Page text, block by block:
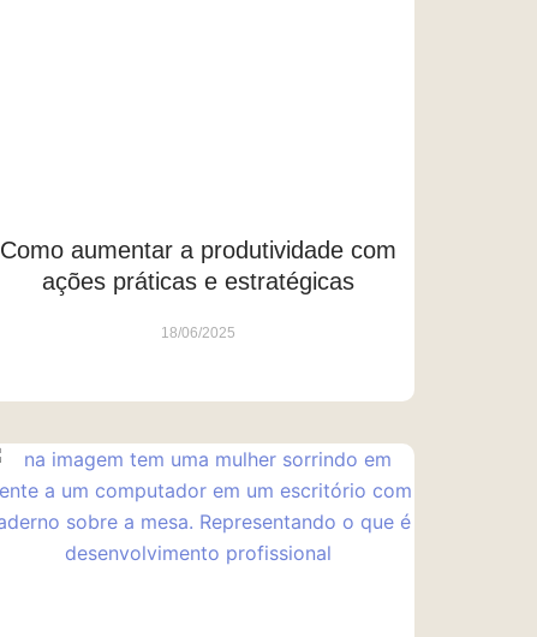
Como aumentar a produtividade com
ações práticas e estratégicas
18/06/2025